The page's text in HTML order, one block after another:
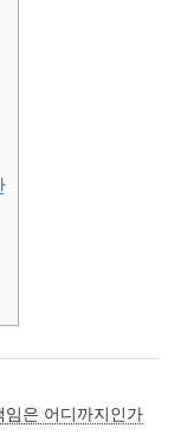
임은 어디까지인가